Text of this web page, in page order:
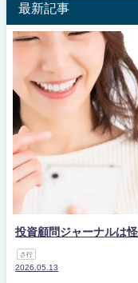
最新記事
投資顧問ジャーナルは
さ行
2026.05.13